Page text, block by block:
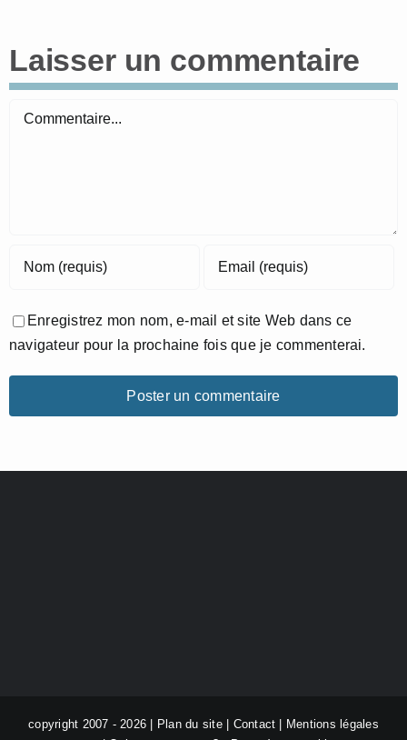
Laisser un commentaire
Commentaire
Enregistrez mon nom, e-mail et site Web dans ce
navigateur pour la prochaine fois que je commenterai.
copyright 2007 - 2026 | Plan du site| Contact
Mentions légales